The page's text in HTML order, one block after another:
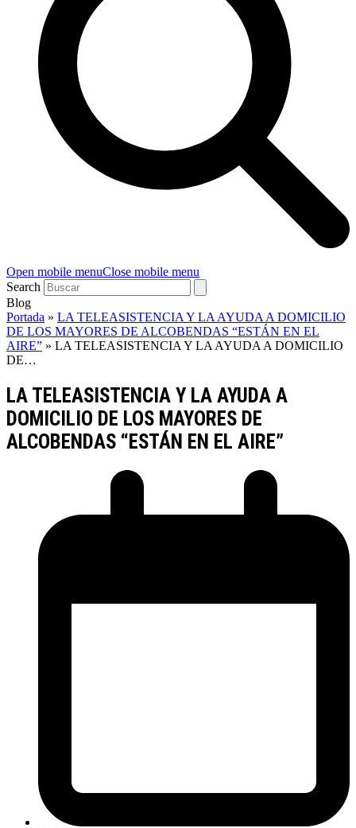
Open mobile menuClose mobile menu
Search
Blog
Portada » LA TELEASISTENCIA Y LA AYUDA A DOMICILIO
DE LOS MAYORES DE ALCOBENDAS “ESTÁN EN EL
AIRE” » LA TELEASISTENCIA Y LA AYUDA A DOMICILIO
DE…
LA TELEASISTENCIA Y LA AYUDA A
DOMICILIO DE LOS MAYORES DE
ALCOBENDAS “ESTÁN EN EL AIRE”